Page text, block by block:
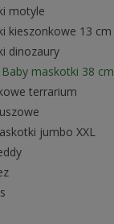
motyle
kieszonkowe 13 cm
dinozaury
maskotki 38 cm
terrarium
jumbo XXL